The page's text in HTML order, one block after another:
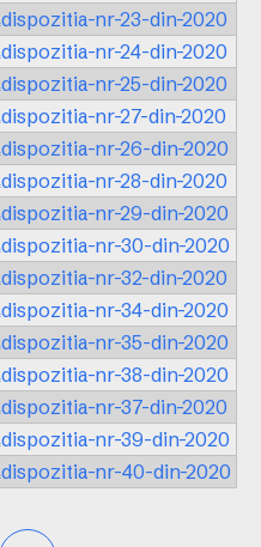
dispozitia-nr-23-din-2020
dispozitia-nr-24-din-2020
dispozitia-nr-25-din-2020
dispozitia-nr-27-din-2020
dispozitia-nr-26-din-2020
dispozitia-nr-28-din-2020
dispozitia-nr-29-din-2020
dispozitia-nr-30-din-2020
dispozitia-nr-32-din-2020
dispozitia-nr-34-din-2020
dispozitia-nr-35-din-2020
dispozitia-nr-38-din-2020
dispozitia-nr-37-din-2020
dispozitia-nr-39-din-2020
dispozitia-nr-40-din-2020